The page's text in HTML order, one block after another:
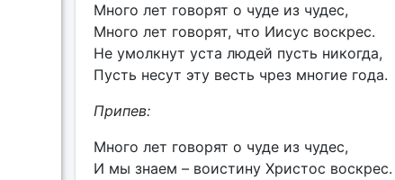
Много лет говорят о чуде из чудес,
Много лет говорят, что Иисус воскрес.
Не умолкнут уста людей пусть никогда,
Пусть несут эту весть чрез многие года.
Припев:
Много лет говорят о чуде из чудес,
И мы знаем – воистину Христос воскрес.